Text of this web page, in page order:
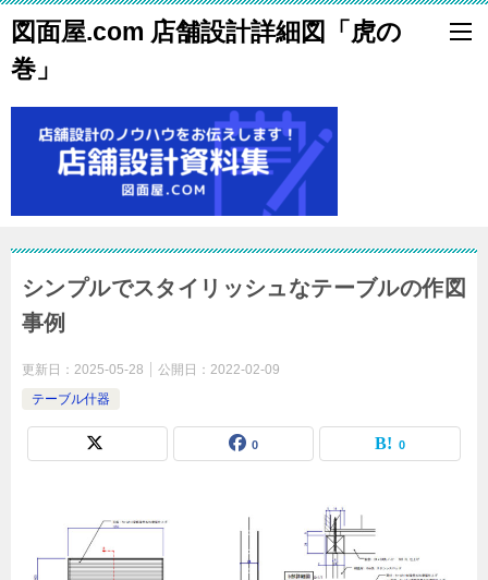
図面屋.com 店舗設計詳細図「虎の
巻」
シンプルでスタイリッシュなテーブルの作図
事例
更新日： 2025-05-28 公開日： 2022-02-09
テーブル什器
0 0